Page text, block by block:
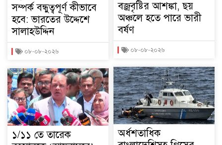
সম্পর্ক বন্ধুত্বপূর্ণ কীভাবে
হবে: ভারতের উদ্দেশে
সালাহউদ্দিন
০৮-০৮-২০২৬
১/১১ তে তারেক
বজ্রবৃষ্টির আশঙ্কা, ছয়
অঞ্চলে হতে পারে ভারী
বর্ষণ
০৮-০৮-২০২৬
অর্ধশতাধিক